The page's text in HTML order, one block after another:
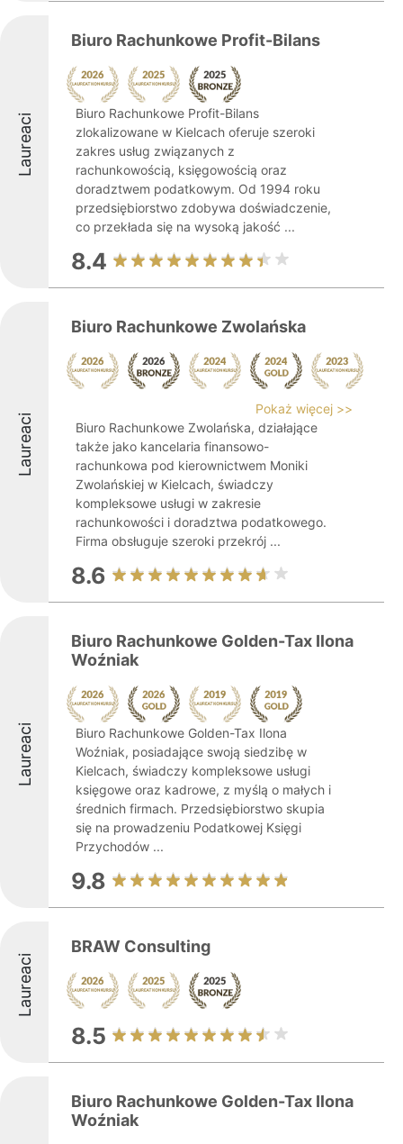
Laureaci
Biuro Rachunkowe Profit-Bilans
Biuro Rachunkowe Profit-Bilans
zlokalizowane w Kielcach oferuje szeroki
zakres usług związanych z
rachunkowością, księgowością oraz
doradztwem podatkowym. Od 1994 roku
przedsiębiorstwo zdobywa doświadczenie,
co przekłada się na wysoką jakość ...
8.4
Laureaci
Biuro Rachunkowe Zwolańska
Pokaż więcej >>
Biuro Rachunkowe Zwolańska, działające
także jako kancelaria finansowo-
rachunkowa pod kierownictwem Moniki
Zwolańskiej w Kielcach, świadczy
kompleksowe usługi w zakresie
rachunkowości i doradztwa podatkowego.
Firma obsługuje szeroki przekrój ...
8.6
Laureaci
Biuro Rachunkowe Golden-Tax Ilona
Woźniak
Biuro Rachunkowe Golden-Tax Ilona
Woźniak, posiadające swoją siedzibę w
Kielcach, świadczy kompleksowe usługi
księgowe oraz kadrowe, z myślą o małych i
średnich firmach. Przedsiębiorstwo skupia
się na prowadzeniu Podatkowej Księgi
Przychodów ...
9.8
Laureaci
BRAW Consulting
8.5
Biuro Rachunkowe Golden-Tax Ilona
Woźniak